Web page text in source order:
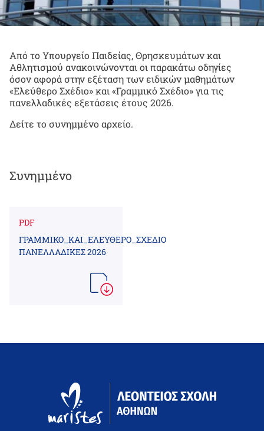
Από το Υπουργείο Παιδείας, Θρησκευμάτων και
Αθλητισμού ανακοινώνονται οι παρακάτω οδηγίες
όσον αφορά στην εξέταση των ειδικών μαθημάτων
«Ελεύθερο Σχέδιο» και «Γραμμικό Σχέδιο» για τις
πανελλαδικές εξετάσεις έτους 2026.
Δείτε το συνημμένο αρχείο.
Συνημμένο
PDF
ΓΡΑΜΜΙΚΟ_ΚΑΙ_ΕΛΕΥΘΕΡΟ_ΣΧΕΔΙΟ
ΠΑΝΕΛΛΑΔΙΚΕΣ 2026